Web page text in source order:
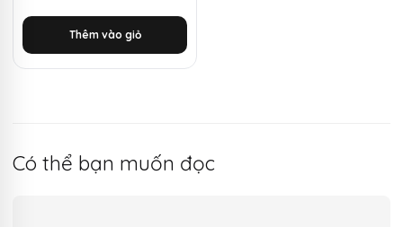
là:
1.650.000 ₫.
tại
là:
600.000 ₫.
Thêm vào giỏ
Có thể bạn muốn đọc